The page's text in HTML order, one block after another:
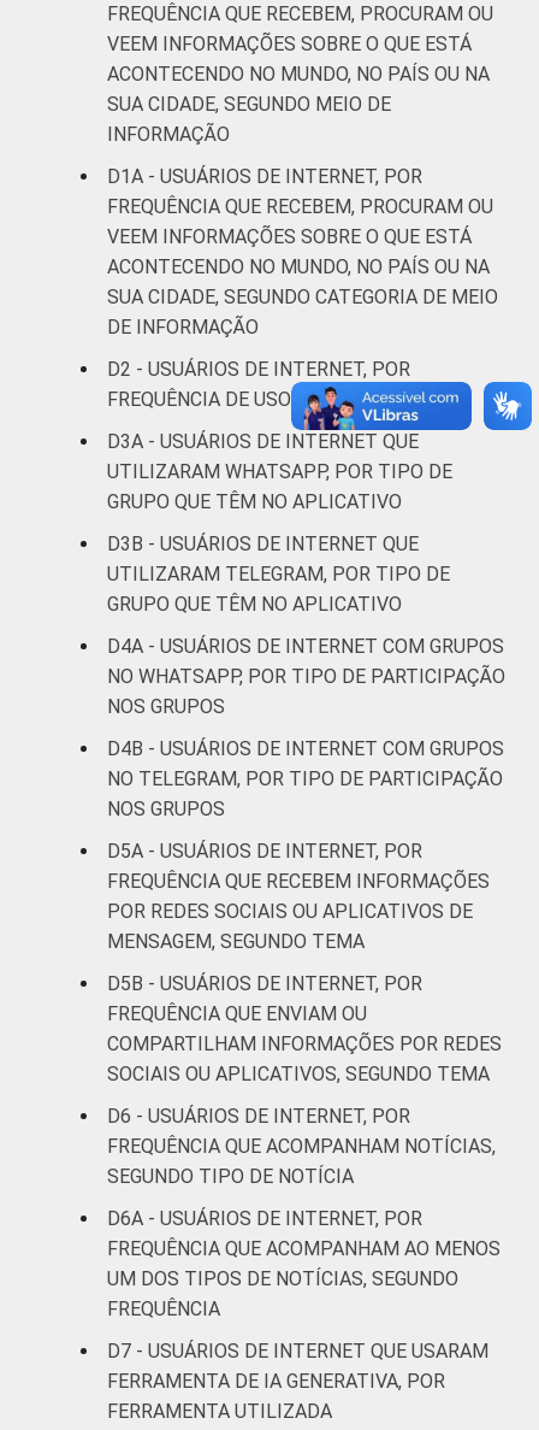
Sul 12
Oeste
CLASSE
SOCIAL
A 22
C 17
DE 18 17
Rural 16 17
GRAU DE
INSTRUÇÃO
Anos iniciais
do Ensino
Fundamental
Anos finais
do Ensino
Fundamental
Ensino
18 31
COR OU RAÇA Branca 17
Preta 16
Parda 20
Amarela 19 40
Não sei 4 35
DISPOSITIVOS
Apenas
computador
29
celular
Ambos
FREQUÊNCIA QUE RECEBEM, PROCURAM OU
VEEM INFORMAÇÕES SOBRE O QUE ESTÁ
ACONTECENDO NO MUNDO, NO PAÍS OU NA
SUA CIDADE, SEGUNDO MEIO DE
INFORMAÇÃO
D1A - USUÁRIOS DE INTERNET, POR
FREQUÊNCIA QUE RECEBEM, PROCURAM OU
VEEM INFORMAÇÕES SOBRE O QUE ESTÁ
ACONTECENDO NO MUNDO, NO PAÍS OU NA
SUA CIDADE, SEGUNDO CATEGORIA DE MEIO
DE INFORMAÇÃO
D2 - USUÁRIOS DE INTERNET, POR
FREQUÊNCIA DE USO DE REDES SOCIAIS
D3A - USUÁRIOS DE INTERNET QUE
UTILIZARAM WHATSAPP, POR TIPO DE
GRUPO QUE TÊM NO APLICATIVO
D3B - USUÁRIOS DE INTERNET QUE
UTILIZARAM TELEGRAM, POR TIPO DE
GRUPO QUE TÊM NO APLICATIVO
D4A - USUÁRIOS DE INTERNET COM GRUPOS
NO WHATSAPP, POR TIPO DE PARTICIPAÇÃO
NOS GRUPOS
D4B - USUÁRIOS DE INTERNET COM GRUPOS
NO TELEGRAM, POR TIPO DE PARTICIPAÇÃO
NOS GRUPOS
D5A - USUÁRIOS DE INTERNET, POR
FREQUÊNCIA QUE RECEBEM INFORMAÇÕES
POR REDES SOCIAIS OU APLICATIVOS DE
MENSAGEM, SEGUNDO TEMA
D5B - USUÁRIOS DE INTERNET, POR
FREQUÊNCIA QUE ENVIAM OU
COMPARTILHAM INFORMAÇÕES POR REDES
SOCIAIS OU APLICATIVOS, SEGUNDO TEMA
D6 - USUÁRIOS DE INTERNET, POR
FREQUÊNCIA QUE ACOMPANHAM NOTÍCIAS,
SEGUNDO TIPO DE NOTÍCIA
D6A - USUÁRIOS DE INTERNET, POR
FREQUÊNCIA QUE ACOMPANHAM AO MENOS
UM DOS TIPOS DE NOTÍCIAS, SEGUNDO
FREQUÊNCIA
D7 - USUÁRIOS DE INTERNET QUE USARAM
FERRAMENTA DE IA GENERATIVA, POR
FERRAMENTA UTILIZADA